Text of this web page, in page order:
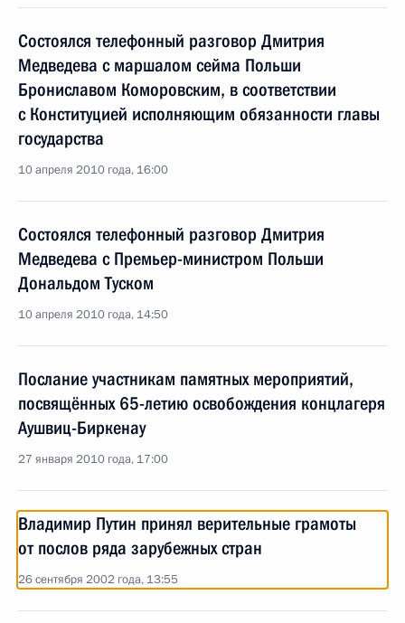
Состоялся телефонный разговор Дмитрия
Медведева с маршалом сейма Польши
Брониславом Коморовским, в соответствии
с Конституцией исполняющим обязанности главы
государства
10 апреля 2010 года, 16:00
Состоялся телефонный разговор Дмитрия
Медведева с Премьер-министром Польши
Дональдом Туском
10 апреля 2010 года, 14:50
Послание участникам памятных мероприятий,
посвящённых 65-летию освобождения концлагеря
Аушвиц-Биркенау
27 января 2010 года, 17:00
Владимир Путин принял верительные грамоты
от послов ряда зарубежных стран
26 сентября 2002 года, 13:55